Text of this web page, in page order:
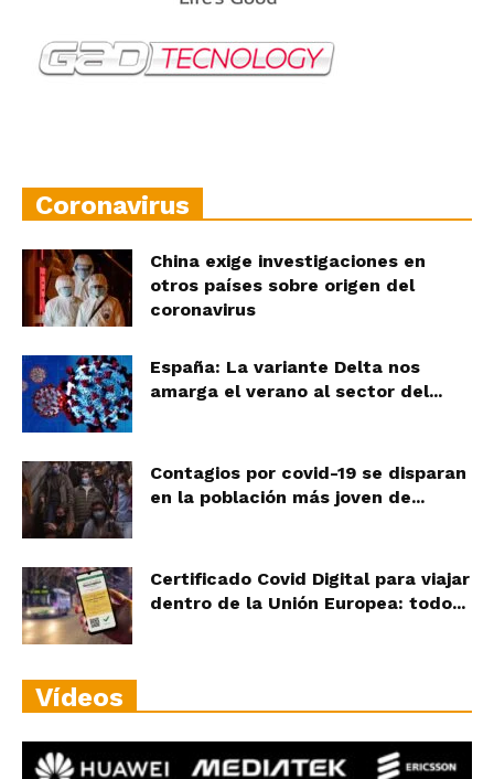
Coronavirus
China exige investigaciones en
otros países sobre origen del
coronavirus
España: La variante Delta nos
amarga el verano al sector del...
Contagios por covid-19 se disparan
en la población más joven de...
Certificado Covid Digital para viajar
dentro de la Unión Europea: todo...
Vídeos